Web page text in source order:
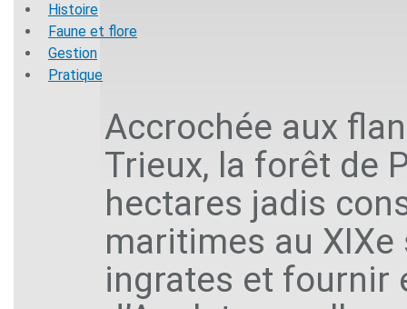
Histoire
Faune et flore
Gestion
Pratique
Accrochée aux
Trieux, la forêt de
hectares jadis
maritimes au
ingrates et fournir